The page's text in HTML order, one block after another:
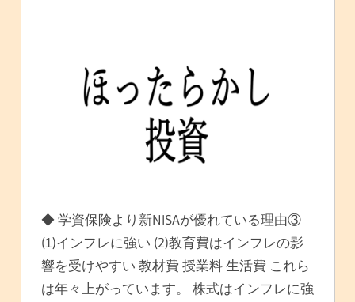
◆ 学資保険より新NISAが優れている理由③
(1)インフレに強い (2)教育費はインフレの影
響を受けやすい 教材費 授業料 生活費 これら
は年々上がっています。 株式はインフレに強